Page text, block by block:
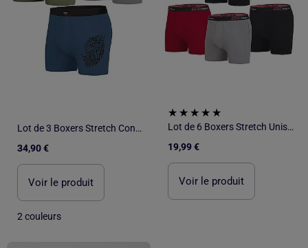
Lot de 3 Boxers Stretch Confort - ATLAS FOR MEN
34,90 €
Voir le produit
2 couleurs
Lot de 6 Boxers Stretch Unis RX-Trem - ATLAS FOR MEN
19,99 €
Voir le produit